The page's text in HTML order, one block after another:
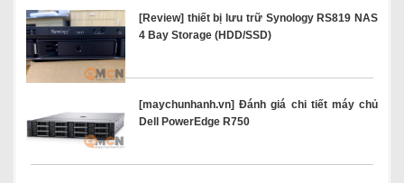
[Review] thiết bị lưu trữ Synology RS819 NAS
4 Bay Storage (HDD/SSD)
[maychunhanh.vn] Đánh giá chi tiết máy chủ
Dell PowerEdge R750